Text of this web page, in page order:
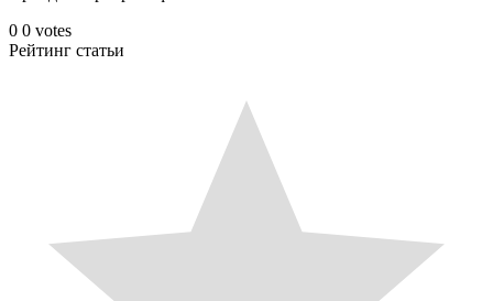
0 0 votes
Рейтинг статьи